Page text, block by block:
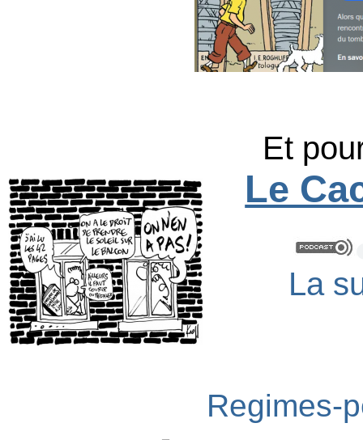
Et
Le
La
Regimes-